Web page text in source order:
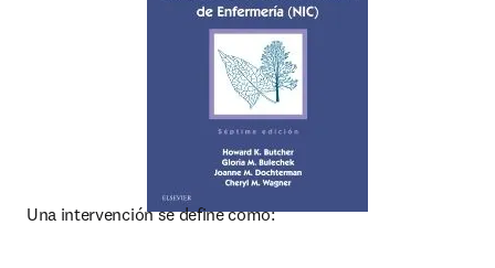
Una intervención se define como: